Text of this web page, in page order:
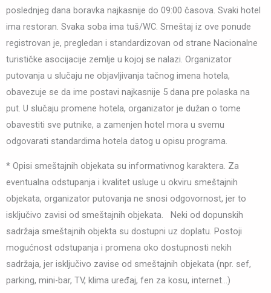
poslednjeg dana boravka najkasnije do 09:00 časova. Svaki hotel
ima restoran. Svaka soba ima tuš/WC. Smeštaj iz ove ponude
registrovan je, pregledan i standardizovan od strane Nacionalne
turističke asocijacije zemlje u kojoj se nalazi. Organizator
putovanja u slučaju ne objavljivanja tačnog imena hotela,
obavezuje se da ime postavi najkasnije 5 dana pre polaska na
put. U slučaju promene hotela, organizator je dužan o tome
obavestiti sve putnike, a zamenjen hotel mora u svemu
odgovarati standardima hotela datog u opisu programa.
* Opisi smeštajnih objekata su informativnog karaktera. Za
eventualna odstupanja i kvalitet usluge u okviru smeštajnih
objekata, organizator putovanja ne snosi odgovornost, jer to
isključivo zavisi od smeštajnih objekata. Neki od dopunskih
sadržaja smeštajnih objekta su dostupni uz doplatu. Postoji
mogućnost odstupanja i promena oko dostupnosti nekih
sadržaja, jer isključivo zavise od smeštajnih objekata (npr. sef,
parking, mini-bar, TV, klima uređaj, fen za kosu, internet…)